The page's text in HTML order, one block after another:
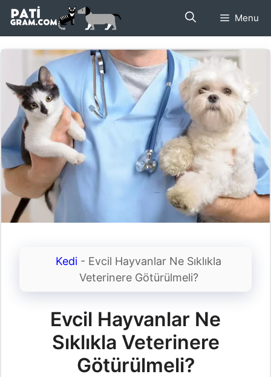
İçeriğe
atla
Menu
Kedi - Evcil Hayvanlar Ne Sıklıkla
Veterinere Götürülmeli?
Evcil Hayvanlar Ne
Sıklıkla Veterinere
Götürülmeli?